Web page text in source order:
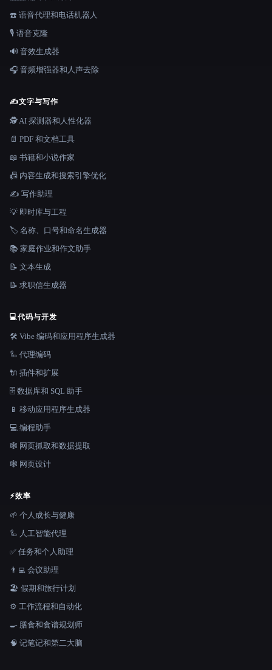
☎️ 语音代理和电话机器人
🎙️ 语音克隆
🔊 音效生成器
🎧 音频增强器和人声去除
✍️文字与写作
🕵️ AI 探测器和人性化器
📄 PDF 和文档工具
📖 书籍和小说作家
📠 内容生成和搜索引擎优化
✍️ 写作助理
💡 即时库与工程
🏷️ 名称、口号和命名生成器
📚 家庭作业和作文助手
📝 文本生成
📝 求职信生成器
💻代码与开发
🛠️ Vibe 编码和应用程序生成器
🦾 代理编码
🔌 插件和扩展
🗄️ 数据库和 SQL 助手
📱 移动应用程序生成器
💻 编程助手
🕸️ 网页抓取和数据提取
🕸 网页设计
⚡效率
🌱 个人成长与健康
🦾 人工智能代理
✅ 任务和个人助理
👨‍💻 会议助理
🏖 假期和旅行计划
⚙️ 工作流程和自动化
🍳 膳食和食谱规划师
🧠 记笔记和第二大脑